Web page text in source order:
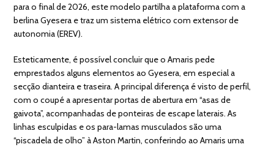
para o final de 2026, este modelo partilha a plataforma com a
berlina Gyesera e traz um sistema elétrico com extensor de
autonomia (EREV).
Esteticamente, é possível concluir que o Amaris pede
emprestados alguns elementos ao Gyesera, em especial a
secção dianteira e traseira. A principal diferença é visto de perfil,
com o coupé a apresentar portas de abertura em “asas de
gaivota”, acompanhadas de ponteiras de escape laterais. As
linhas esculpidas e os para-lamas musculados são uma
“piscadela de olho” à Aston Martin, conferindo ao Amaris uma